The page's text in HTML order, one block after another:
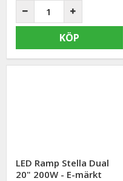
KÖP
LED Ramp Stella Dual
20" 200W - E-märkt